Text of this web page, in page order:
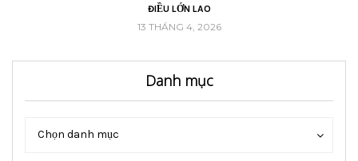
ĐIỀU LỚN LAO
13 THÁNG 4, 2026
Danh mục
Chọn danh mục
Danh